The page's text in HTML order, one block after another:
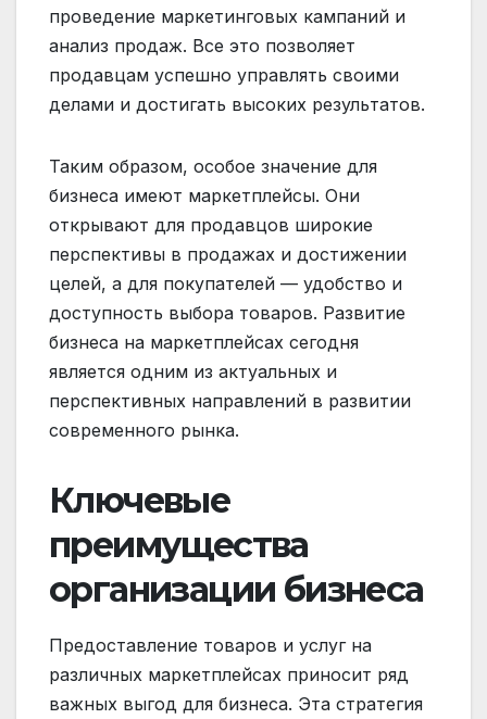
проведение маркетинговых кампаний и
анализ продаж. Все это позволяет
продавцам успешно управлять своими
делами и достигать высоких результатов.
Таким образом, особое значение для
бизнеса имеют маркетплейсы. Они
открывают для продавцов широкие
перспективы в продажах и достижении
целей, а для покупателей — удобство и
доступность выбора товаров. Развитие
бизнеса на маркетплейсах сегодня
является одним из актуальных и
перспективных направлений в развитии
современного рынка.
Ключевые
преимущества
организации бизнеса
Предоставление товаров и услуг на
различных маркетплейсах приносит ряд
важных выгод для бизнеса. Эта стратегия